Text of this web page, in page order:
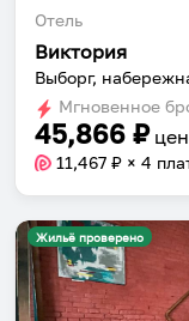
Отель
Виктория
Выборг,
Мгновенное
45,866 ₽
11,467 ₽ × 4
Жильё проверено